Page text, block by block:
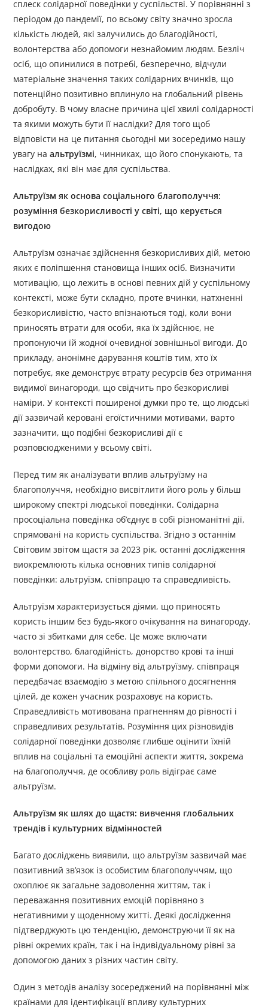
сплеск солідарної поведінки у суспільстві. У порівнянні з
періодом до пандемії, по всьому світу значно зросла
кількість людей, які залучились до благодійності,
волонтерства або допомоги незнайомим людям. Безліч
осіб, що опинилися в потребі, безперечно, відчули
матеріальне значення таких солідарних вчинків, що
потенційно позитивно вплинуло на глобальний рівень
добробуту. В чому власне причина цієї хвилі солідарності
та якими можуть бути її наслідки? Для того щоб
відповісти на це питання сьогодні ми зосередимо нашу
увагу наальтруїзмі, чинниках, що його спонукають, та
наслідках, які він має для суспільства.
Альтруїзм як основа соціального благополуччя:
розуміння безкорисливості у світі, що керується
вигодою
Альтруїзм означає здійснення безкорисливих дій, метою
яких є поліпшення становища інших осіб. Визначити
мотивацію, що лежить в основі певних дій у суспільному
контексті, може бути складно, проте вчинки, натхненні
безкорисливістю, часто впізнаються тоді, коли вони
приносять втрати для особи, яка їх здійснює, не
пропонуючи їй жодної очевидної зовнішньої вигоди. До
прикладу, анонімне дарування коштів тим, хто їх
потребує, яке демонструє втрату ресурсів без отримання
видимої винагороди, що свідчить про безкорисливі
наміри. У контексті поширеної думки про те, що людські
дії зазвичай керовані егоїстичними мотивами, варто
зазначити, що подібні безкорисливі дії є
розповсюдженими у всьому світі.
Перед тим як аналізувати вплив альтруїзму на
благополуччя, необхідно висвітлити його роль у більш
широкому спектрі людської поведінки. Солідарна
просоціальна поведінка об’єднує в собі різноманітні дії,
спрямовані на користь суспільства. Згідно з останнім
Світовим звітом щастя за 2023 рік, останні дослідження
виокремлюють кілька основних типів солідарної
поведінки: альтруїзм, співпрацю та справедливість.
Альтруїзм характеризується діями, що приносять
користь іншим без будь-якого очікування на винагороду,
часто зі збитками для себе. Це може включати
волонтерство, благодійність, донорство крові та інші
форми допомоги. На відміну від альтруїзму, співпраця
передбачає взаємодію з метою спільного досягнення
цілей, де кожен учасник розраховує на користь.
Справедливість мотивована прагненням до рівності і
справедливих результатів. Розуміння цих різновидів
солідарної поведінки дозволяє глибше оцінити їхній
вплив на соціальні та емоційні аспекти життя, зокрема
на благополуччя, де особливу роль відіграє саме
альтруїзм.
Альтруїзм як шлях до щастя: вивчення глобальних
трендів і культурних відмінностей
Багато досліджень виявили, що альтруїзм зазвичай має
позитивний зв’язок із особистим благополуччям, що
охоплює як загальне задоволення життям, так і
переважання позитивних емоцій порівняно з
негативними у щоденному житті. Деякі дослідження
підтверджують цю тенденцію, демонструючи її як на
рівні окремих країн, так і на індивідуальному рівні за
допомогою даних з різних частин світу.
Один з методів аналізу зосереджений на порівнянні між
країнами для ідентифікації впливу культурних